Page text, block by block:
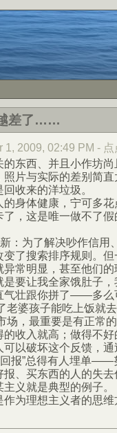
差了……
1, 2009, 02:49 PM -
西、并且小作坊尚
片与实际的差别简
收来的洋垃圾。
身体健康，宁可多花
，这是唯一做不了
为了解决吵作信用
了搜索排序规则。
异常明显，甚至他们
要让我全家饿肚子
气壮跟你拼了——多么
婆孩子能吃上饭就
场，最重要是有正
的收入就高；做得不
以破坏这个反馈，通
回报”总得有人埋单
报、买东西的人的失
义就是典型的例子。
为理想主义者的思维